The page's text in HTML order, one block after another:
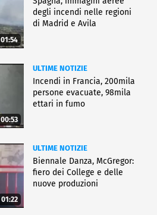
01:54
degli incendi nelle regioni
di Madrid e Avila
00:53
ULTIME NOTIZIE
Incendi in Francia, 200mila
persone evacuate, 98mila
ettari in fumo
01:22
ULTIME NOTIZIE
Biennale Danza, McGregor:
fiero dei College e delle
nuove produzioni